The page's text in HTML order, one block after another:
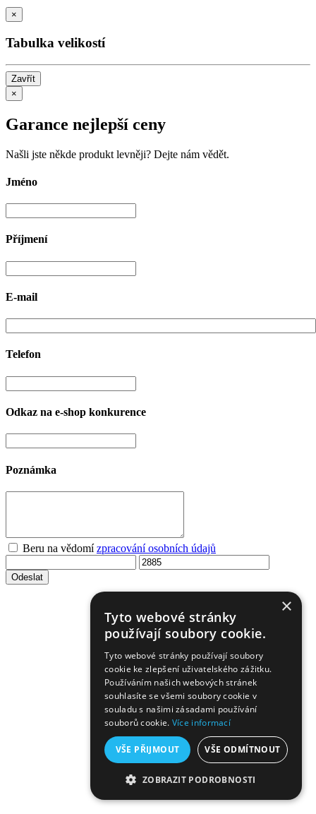
×
Tabulka velikostí
Zavřít
×
Garance nejlepší ceny
Našli jste někde produkt levněji? Dejte nám vědět.
Jméno
Příjmení
E-mail
Telefon
Odkaz na e-shop konkurence
Poznámka
Beru na vědomízpracování osobních údajů
Odeslat
×
Tyto webové stránky
používají soubory cookie.
Tyto webové stránky používají soubory
cookie ke zlepšení uživatelského zážitku.
Používáním našich webových stránek
souhlasíte se všemi soubory cookie v
souladu s našimi zásadami používání
souborů cookie. Více informací
VŠE PŘIJMOUT VŠE ODMÍTNOUT
ZOBRAZIT PODROBNOSTI
NEZBYTNĚ NUTNÉ SOUBORY